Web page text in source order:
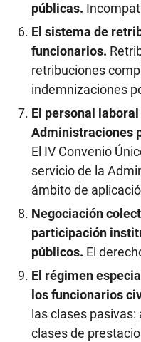
públicas.
El sistema de
funcionarios.
retribuciones
indemnizaciones
El personal
Administraciones
El IV Convenio
servicio de la
ámbito de
Negociación
participación
públicos. El
El régimen
los funcionarios
las clases
clases de